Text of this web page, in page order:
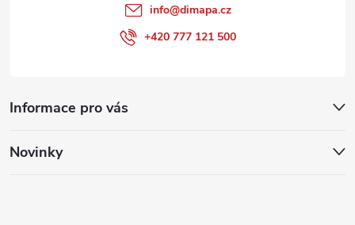
Informace pro vás
Novinky
info@dimapa.cz
+420 777 121 500